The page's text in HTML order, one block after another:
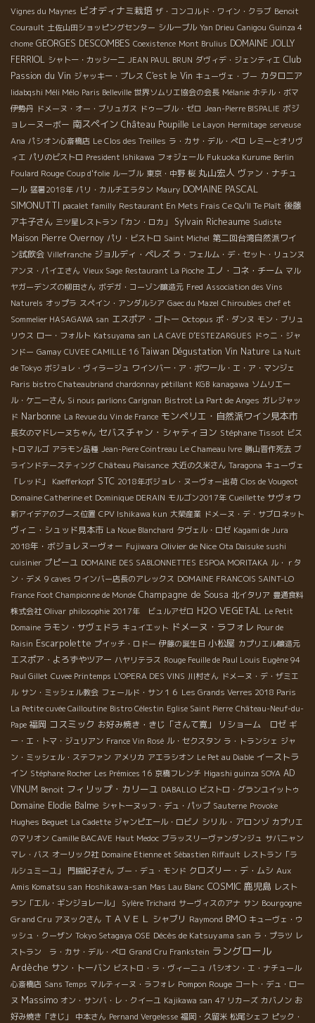
Vignes du Maynes ビオディナミ栽培 ザ・コンコルド・ワイン・クラブ Benoit
Courault 土佐山田ショッピングセンター シルーブル Yan Drieu Canigou Guinza 4
chome GEORGES DESCOMBES Coexistence Mont Brulius DOMAINE JOLLY
FERRIOL シャトー・カッシーニ JEAN PAUL BRUN ダヴィデ・ジェンティエ Club
Passion du Vin ジャッキー・プレス C'est le Vin キューヴェ・ブー カタロニア
Iidabqshi Méli Mélo Paris Belleville 世界ソムリエ協会の会長 Mélanie ホテル・ボマ
伊勢丹 ドメーヌ・オー・ブリュガス ドゥーブル・ゼロ Jean-Pierre BISPALIE ボジ
ョレーヌーボー 南スペイン Château Poupille Le Layon Hermitage serveuse
Ana パシオン心斎橋店 Le Clos des Treilles ラ・カサ・デル・ぺロ レミーとオリヴ
ィエ パリのビストロ President Ishikawa フォジェール Fukuoka Kurume Berlin
Foulard Rouge Coup d'folie ルーブル 東京・中野 桜 丸山宏人 ヴァン・ナチュ
ール 猛暑2018年 パリ・カルチエラタン Maury DOMAINE PASCAL
SIMONUTTI pacalet familly Restaurant En Mets Frais Ce Qu'Il Te Plaît 後藤
アキ子さん 三ツ星レストラン「カン・ロカ」 Sylvain Richeaume Sudiste
Maison Pierre Overnoy パリ・ビストロ Saint Michel 第二回台湾自然派ワイ
ン試飲会 Villefranche ジョルディ・ペレズ ラ・フェルム・デ・セット・リュンヌ
アンヌ・パイエさん Vieux Sage Restaurant La Pioche エノ・コネ・チーム マル
ヤガーデンズの柳田さん ボデガ・コーゾン醸造元 Fred Association des Vins
Naturels オップラ スペイン・アンダルシア Gaec du Mazel Chiroubles chef et
Sommelier HASAGAWA san エスポア・ゴトー Octopus ポ・ダンヌ モン・ブリュ
リウス ロー・フォルト Katsuyama san LA CAVE D’ESTEZARGUES ドゥニ・ジャ
ンドー Gamay CUVEE CAMILLE 16 Taiwan Dégustation Vin Nature La Nuit
de Tokyo ボジョレ・ヴィラージュ ワインバー・ア・ボワール・エ・ア・マンジェ
Paris bistro Chateaubriand chardonnay pétillant KGB kanagawa ソムリエー
ル・ケニーさん Si nous parlions Carignan Bistrot La Part de Anges ガレジャッ
ド Narbonne La Revue du Vin de France モンペリエ・自然派ワイン見本市
長女のマドレーヌちゃん セバスチャン・シャティヨン Stéphane Tissot ビス
トロマルゴ アラモン品種 Jean-Piere Cointreau Le Chameau Ivre 勝山晋作死去 ブ
ラインドテースティング Château Plaisance 大近の久米さん Taragona キューヴェ
「レッド」
Kaefferkopf STC 2018年ボジョレ・ヌーヴォー出荷 Clos de Vougeot
Domaine Catherine et Dominique DERAIN モルゴン2017年 Cueillette サヴォワ
新アイデアのブース位置 CPV Ishikawa kun 大榮産業 ドメーヌ・デ・サブロネット
ヴィニ・シュッド見本市 La Noue Blanchard タヴェル・ロゼ Kagami de Jura
2018年・ボジョレヌーヴォー Fujiwara Olivier de Nice Ota Daisuke sushi
cuisinier プピーユ DOMAINE DES SABLONNETTES ESPOA MORITAKA ル・ｒタ
ン・デメ 9 caves ワインバー店長のアレックス DOMAINE FRANCOIS SAINT-LO
France Foot Championne de Monde Champagne de Sousa 北イタリア 豊通食料
株式会社 Olivar philosophie 2017年 ビュルアゼロ H2O VEGETAL Le Petit
Domaine ラモン・サヴェドラ キュイエット ドメーヌ・ラフォレ Pour de
Raisin Escarpolette プイッチ・ロドー 伊藤の誕生日 小松屋 カプリエル醸造元
エスポア・よろずやツアー ハヤリテラス Rouge Feuille de Paul Louis Eugène 94
Paul Gillet Cuvee Printemps L'OPERA DES VINS 川村さん ドメーヌ・デ・ザミエ
ル サン・ミッシェル教会 フェールド・サン１６ Les Grands Verres 2018 Paris
La Petite cuvée Cailloutine Bistro Célestin Eglise Saint Pierre Château-Neuf-du-
Pape 福岡 コスミック お好み焼き・きじ「さんて寛」 リショーム ロゼ ギ
ー・エ・トマ・ジュリアン France Vin Rosé ル・セクスタン ラ・トランシェ ジャ
ン・ミッシェル・ステファン アメリカ アエラシオン Le Pet au Diable イーストラ
イン Stéphane Rocher Les Prémices 16 京橋フレンチ Higashi guinza SOYA AD
VINUM Benoit フィリップ・カリーユ DABALLO ビストロ・グランユイットゥ
Domaine Elodie Balme シャトーヌッフ・デュ・パップ Sauterne Provoke
Hughes Beguet La Cadette ジャンピエール・ロビノ シリル・アロンゾ カプリエ
のマリオン Camille BACAVE Haut Medoc ブラッスリーヴァンダンジュ サバニャン
マレ・バス オーリック社 Domaine Etienne et Sébastien Riffault レストラン「ラ
ルシュミーユ」
門脇紀子さん ブー・デュ・モンド クロズリー・デ・ムシ Aux
Amis Komatsu san Hoshikawa-san Mas Lau Blanc COSMIC 鹿児島 レスト
ラン「エル・ギンジョレール」
Sylère Trichard サーヴィスのアナ サン Bourgogne
Grand Cru アヌックさん ＴＡＶＥＬ シャブリ Raymond BMO キューヴェ・ウ
ッシュ・クーザン Tokyo Setagaya OSE Décès de Katsuyama san ラ・プラツ レ
ストラン ラ・カサ・デル・ぺロ Grand Cru Frankstein ラングロール
Ardèche サン・トーバン ビストロ・ラ・ヴィーニュ パシオン・エ・ナチュール
心斎橋店 Sans Temps マルティーヌ・ラフォレ Pompon Rouge コート・デュ・ロー
ヌ Massimo オン・サンバ・レ・クイーユ Kajikawa san 47 リカーズ カバノン お
好み焼き「きじ」
中本さん Pernand Vergelesse 福岡・久留米 松尾シェフ ピック・